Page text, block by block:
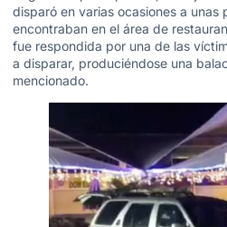
disparó en varias ocasiones a unas
encontraban en el área de
fue respondida por una de las
a disparar, produciéndose una
mencionado.